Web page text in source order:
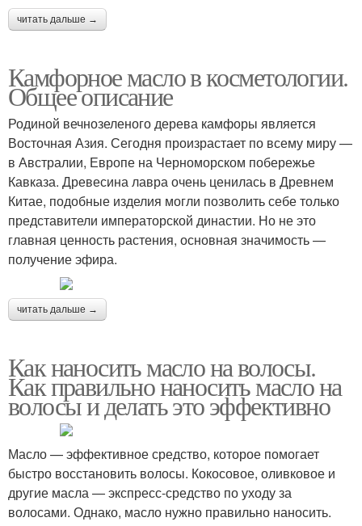
читать дальше →
Камфорное масло в косметологии.
Общее описание
Родиной вечнозеленого дерева камфоры является
Восточная Азия. Сегодня произрастает по всему миру —
в Австралии, Европе на Черноморском побережье
Кавказа. Древесина лавра очень ценилась в Древнем
Китае, подобные изделия могли позволить себе только
представители императорской династии. Но не это
главная ценность растения, основная значимость —
получение эфира.
читать дальше →
Как наносить масло на волосы.
Как правильно наносить масло на
волосы и делать это эффективно
Масло — эффективное средство, которое помогает
быстро восстановить волосы. Кокосовое, оливковое и
другие масла — экспресс-средство по уходу за
волосами. Однако, масло нужно правильно наносить.